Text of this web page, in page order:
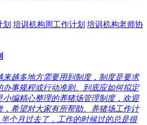
培训机构周工作计划 培训机构老师协
来越多地方需要用到制度，制度是要求
办事规程或行动准则。到底应如何拟定
小编精心整理的养猪场管理制度，欢迎
，希望对大家有所帮助。养猪场工作计
个月过去了，工作的时候过的总是很